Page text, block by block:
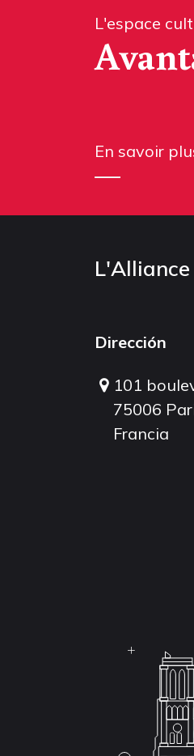
L'espace
En savoir
Dirección
101
75006
Francia